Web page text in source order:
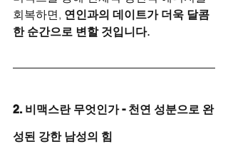
회복하면, 연인과의 데이트가 더욱 달콤
한 순간으로 변할 것입니다.
2. 비맥스란 무엇인가 - 천연 성분으로 완
성된 강한 남성의 힘